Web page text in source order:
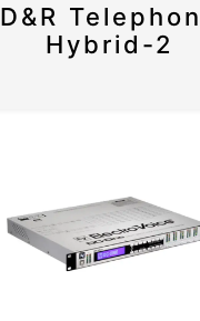
D&R
Hybrid-2